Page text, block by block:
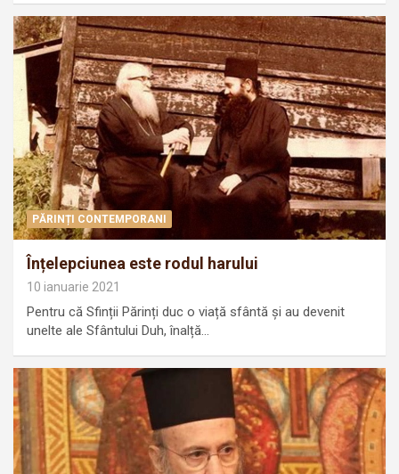
PĂRINȚI CONTEMPORANI
Înțelepciunea este rodul harului
10 ianuarie 2021
Pentru că Sfinții Părinți duc o viață sfântă și au devenit
unelte ale Sfântului Duh, înalță…